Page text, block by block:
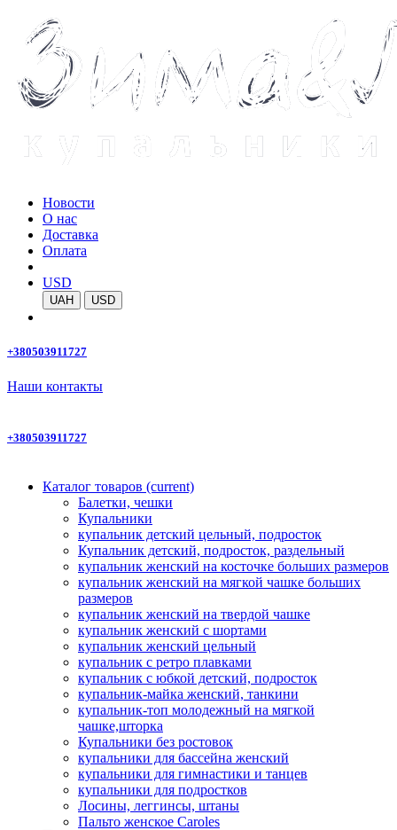
Новости
О нас
Доставка
Оплата
USD
UAH USD
+380503911727
Наши контакты
+380503911727
Каталог товаров (current)
Балетки, чешки
Купальники
купальник детский цельный, подросток
Купальник детский, подросток, раздельный
купальник женский на косточке больших размеров
купальник женский на мягкой чашке больших
размеров
купальник женский на твердой чашке
купальник женский с шортами
купальник женский цельный
купальник с ретро плавками
купальник с юбкой детский, подросток
купальник-майка женский, танкини
купальник-топ молодежный на мягкой
чашке,шторка
Купальники без ростовок
купальники для бассейна женский
купальники для гимнастики и танцев
купальники для подростков
Лосины, леггинсы, штаны
Пальто женское Caroles